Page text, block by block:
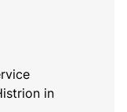
in